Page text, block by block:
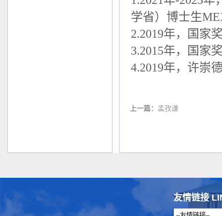
学省）博士生
2.2019年，国家
3.2015年，国家
4.2019年，许崇
上一篇： 孟孜谦
友情链接